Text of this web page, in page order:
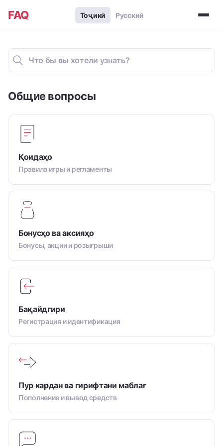
FAQ Тоҷикӣ Русский
Общие вопросы
Қоидаҳо
Правила игры и регламенты
Бонусҳо ва аксияҳо
Бонусы, акции и розыгрыши
Бақайдгири
Регистрация и идентификация
Пур кардан ва гирифтани маблағ
Пополнение и вывод средств